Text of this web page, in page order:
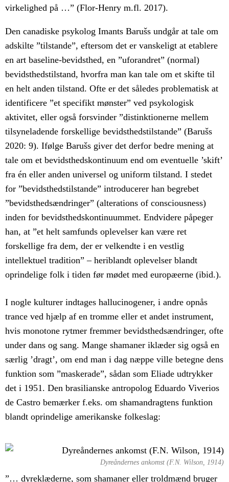
virkelighed på …” (Flor-Henry m.fl. 2017).
Den canadiske psykolog Imants Barušs undgår at tale om
adskilte ”tilstande”, eftersom det er vanskeligt at etablere
en art baseline-bevidsthed, en ”uforandret” (normal)
bevidsthedstilstand, hvorfra man kan tale om et skifte til
en helt anden tilstand. Ofte er det således problematisk at
identificere ”et specifikt mønster” ved psykologisk
aktivitet, eller også forsvinder ”distinktionerne mellem
tilsyneladende forskellige bevidsthedstilstande” (Barušs
2020: 9). Ifølge Barušs giver det derfor bedre mening at
tale om et bevidsthedskontinuum end om eventuelle ’skift’
fra én eller anden universel og uniform tilstand. I stedet
for ”bevidsthedstilstande” introducerer han begrebet
”bevidsthedsændringer” (alterations of consciousness)
inden for bevidsthedskontinuummet. Endvidere påpeger
han, at ”et helt samfunds oplevelser kan være ret
forskellige fra dem, der er velkendte i en vestlig
intellektuel tradition” – heriblandt oplevelser blandt
oprindelige folk i tiden før mødet med europæerne (ibid.).
I nogle kulturer indtages hallucinogener, i andre opnås
trance ved hjælp af en tromme eller et andet instrument,
hvis monotone rytmer fremmer bevidsthedsændringer, ofte
under dans og sang. Mange shamaner iklæder sig også en
særlig ’dragt’, om end man i dag næppe ville betegne dens
funktion som ”maskerade”, sådan som Eliade udtrykker
det i 1951. Den brasilianske antropolog Eduardo Viverios
de Castro bemærker f.eks. om shamandragtens funktion
blandt oprindelige amerikanske folkeslag:
Dyreåndernes ankomst (F.N. Wilson, 1914)
”… dyreklæderne, som shamaner eller troldmænd bruger